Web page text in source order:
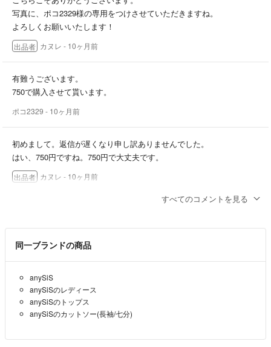
写真に、ポコ2329様の専用をつけさせていただきますね。
よろしくお願いいたします！
出品者 カヌレ - 10ヶ月前
有難うございます。
750で購入させて貰います。
ポコ2329 - 10ヶ月前
初めまして。返信が遅くなり申し訳ありませんでした。
はい、750円ですね。750円で大丈夫です。
出品者 カヌレ - 10ヶ月前
ポコ2329- 10ヶ月前
すべてのコメントを見る
同一ブランドの商品
anySiS
anySiSのレディース
anySiSのトップス
anySiSのカットソー(長袖/七分)